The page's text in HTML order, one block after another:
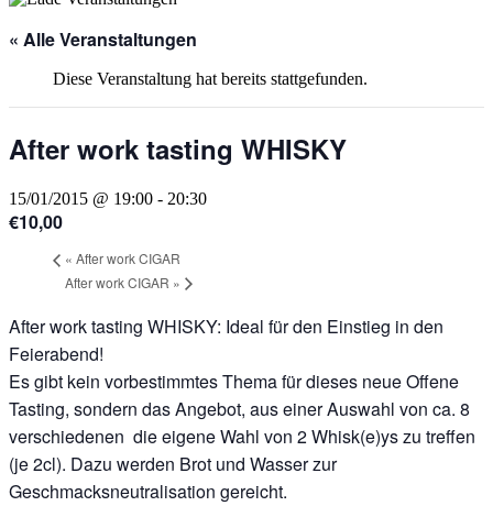
« Alle Veranstaltungen
Diese Veranstaltung hat bereits stattgefunden.
After work tasting WHISKY
15/01/2015 @ 19:00 - 20:30
€10,00
« After work CIGAR
After work CIGAR »
After work tasting WHISKY: Ideal für den Einstieg in den
Feierabend!
Es gibt kein vorbestimmtes Thema für dieses neue Offene
Tasting, sondern das Angebot, aus einer Auswahl von ca. 8
verschiedenen die eigene Wahl von 2 Whisk(e)ys zu treffen
(je 2cl). Dazu werden Brot und Wasser zur
Geschmacksneutralisation gereicht.